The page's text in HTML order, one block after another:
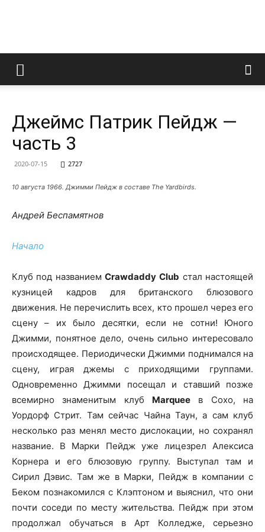
LedZeppelin.Ru
Джеймс Патрик Пейдж —
часть 3
2020-07-15 2727
10 августа 1966. Джимми Пейдж в составе The Yardbirds.
Андрей Беспамятнов
Начало
Клуб под названием Crawdaddy Club стал настоящей
кузницей кадров для британского блюзового
движения. Не перечислить всех, кто прошел через его
сцену – их было десятки, если не сотни! Юного
Джимми, понятное дело, очень сильно интересовало
происходящее. Периодически Джимми поднимался на
сцену, играя джемы с приходящими группами.
Одновременно Джимми посещал и ставший позже
всемирно знаменитым клуб Marquee в Сохо, на
Уордорф Стрит. Там сейчас Чайна Таун, а сам клуб
несколько раз менял место дислокации, но сохранял
название. В Марки Пейдж уже лицезрел Алексиса
Корнера и его блюзовую группу. Выступал там и
Сирил Дэвис. Там же в Марки, Пейдж в компании с
Беком познакомился с Клэптоном и выяснил, что они
почти соседи по месту жительства. Пейдж при этом
продолжал обучаться в Арт Колледже, серьезно